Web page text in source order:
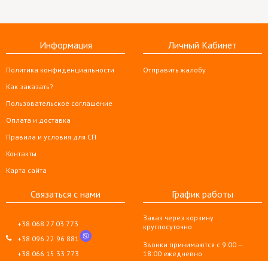
Информация
Политика конфиденциальности
Как заказать?
Пользовательское соглашение
Оплата и доставка
Правила и условия для СП
Контакты
Карта сайта
Личный Кабинет
Отправить жалобу
Связаться с нами
+38 068 27 03 773
+38 096 22 96 881
+38 066 15 33 773
График работы
Заказ через корзину
круглосуточно
Звонки принимаются с 9:00 —
18:00 ежедневно